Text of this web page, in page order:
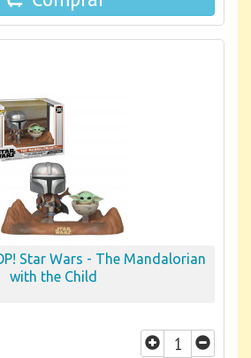
Star Wars - The Mandalorian
with the Child